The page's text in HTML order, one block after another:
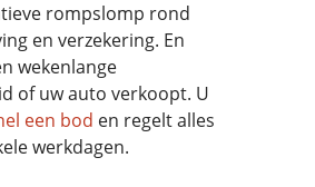
rompslomp rond
en verzekering. En
wekenlange
of uw auto verkoopt. U
een bod en regelt alles
werkdagen.